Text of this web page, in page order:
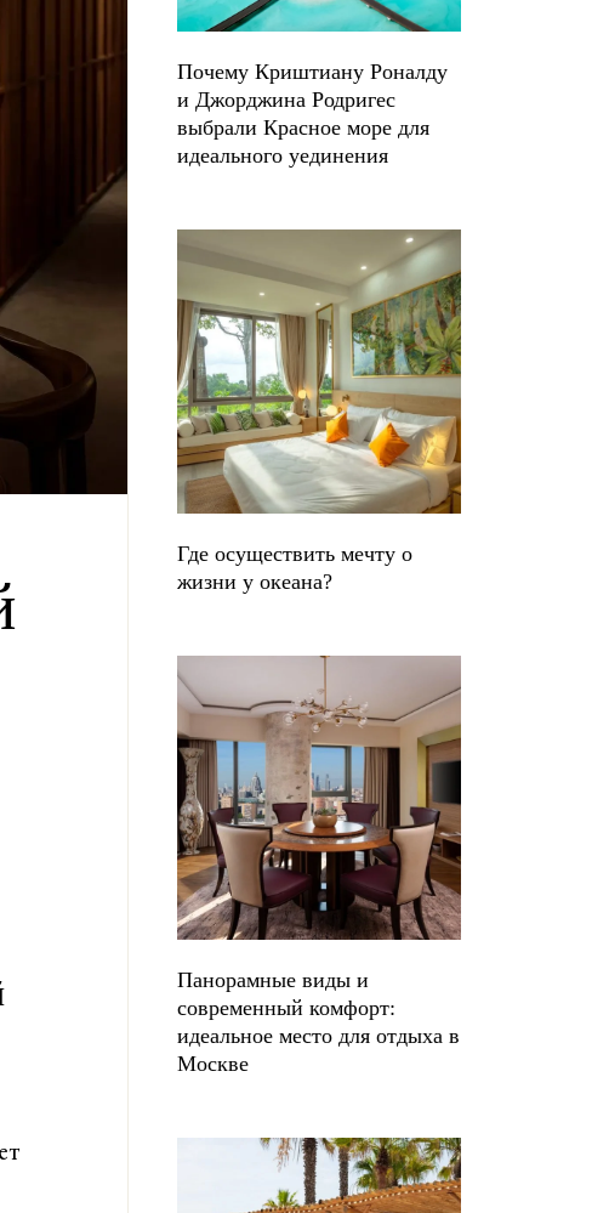
Почему Криштиану Роналду
и Джорджина Родригес
выбрали Красное море для
идеального уединения
Где осуществить мечту о
жизни у океана?
Панорамные виды и
современный комфорт:
идеальное место для отдыха в
Москве